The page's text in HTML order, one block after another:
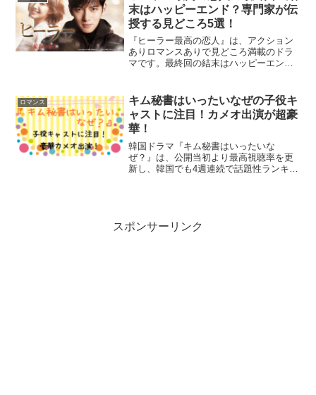
気になるストーリー展...
末はハッピーエンド？専門家が伝
授する見どころ5選！
『ヒーラー最高の恋人』は、アクション
ありロマンスありで見どころ満載のドラ
マです。最終回の結末はハッピーエンド
ドラマを見てきた私がおススメする、
『ヒーラー最高の恋人』...
ロマンス
キム秘書はいったいなぜの子役キ
ャストに注目！カメオ出演が超豪
華！
韓国ドラマ『キム秘書はいったいな
ぜ？』は、公開当初より最高視聴率を更
新し、韓国でも4週連続で話題性ランキン
スポンサーリンク